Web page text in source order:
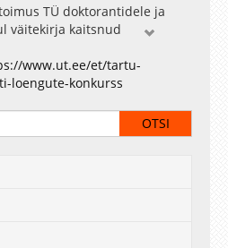
TÜ doktorantidele ja
väitekirja kaitsnud
või hiljutist
avalikkusele tutvustada.
välja parimad, keda
ja võimalus esindada
loengute konkursi
Liidu Regionaalarengu
www.ut.ee/et/tartu-
loengute-konkurss